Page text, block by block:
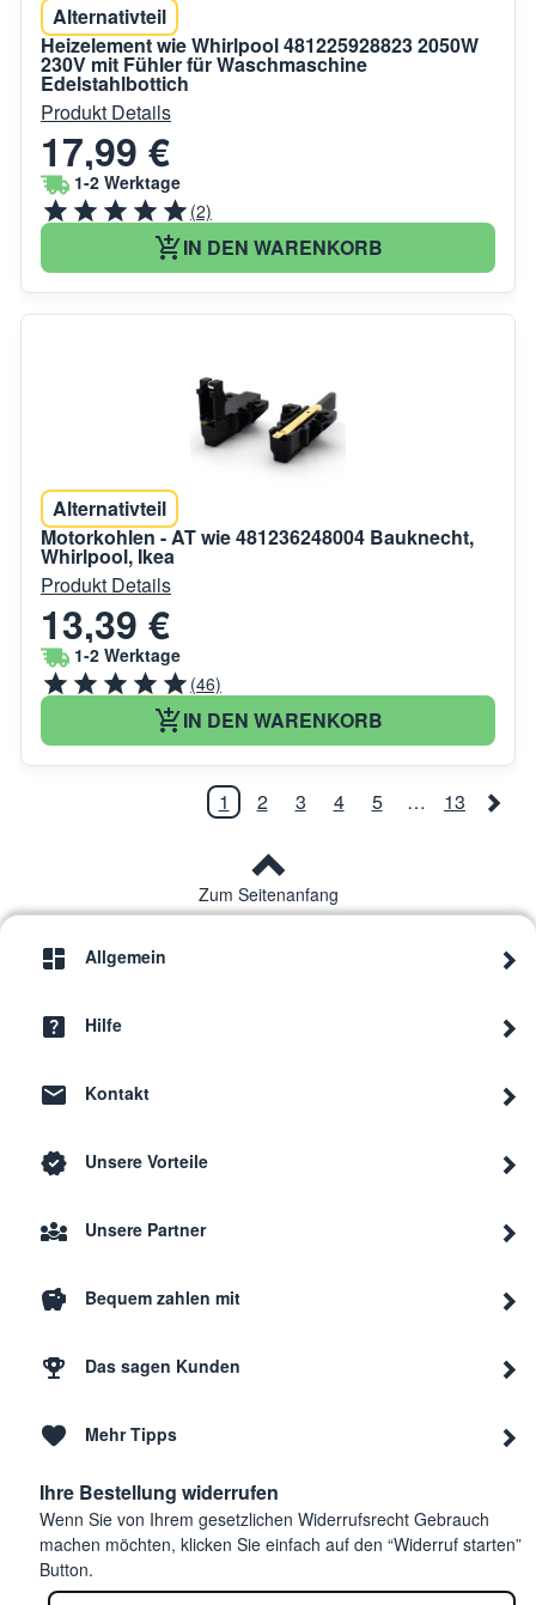
Alternativteil
Heizelement wie Whirlpool 481225928823 2050W
230V mit Fühler für Waschmaschine
Edelstahlbottich
Produkt Details
17,99 €
1-2 Werktage
(2)
IN DEN WARENKORB
Alternativteil
Motorkohlen - AT wie 481236248004 Bauknecht,
Whirlpool, Ikea
Produkt Details
13,39 €
1-2 Werktage
(46)
IN DEN WARENKORB
1 2 3 4 5 … 13
Zum Seitenanfang
Allgemein
Hilfe
Kontakt
Unsere Vorteile
Unsere Partner
Bequem zahlen mit
Das sagen Kunden
Mehr Tipps
Ihre Bestellung widerrufen
Wenn Sie von Ihrem gesetzlichen Widerrufsrecht Gebrauch
machen möchten, klicken Sie einfach auf den “Widerruf starten”
Button.